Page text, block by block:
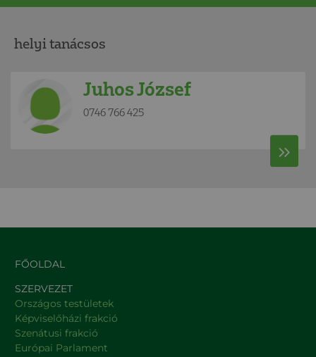
helyi tanácsos
Juhos József
0746 766 425
FŐOLDAL
SZERVEZET
Országos testületek
Képviselőházi frakció
Szenátusi frakció
Európai Parlament